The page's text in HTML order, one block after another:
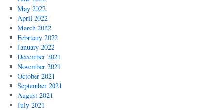
May 2022
April 2022
March 2022
February 2022
January 2022
December 2021
November 2021
October 2021
September 2021
August 2021
July 2021